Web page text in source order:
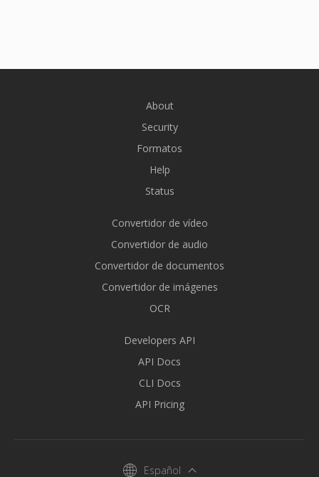
About
Security
Formatos
Help
Status
Convertidor de vídeo
Convertidor de audio
Convertidor de documentos
Convertidor de imágenes
OCR
Developers API
API Docs
CLI Docs
API Pricing
Español